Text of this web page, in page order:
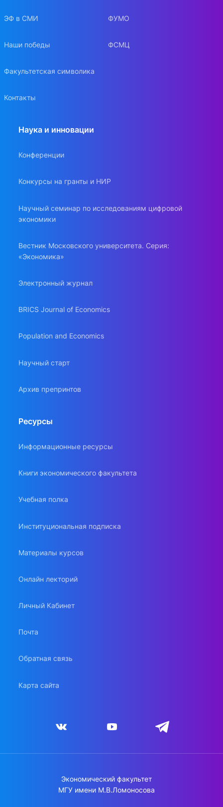
ЭФ в СМИ
Наши победы
Факультетская символика
Контакты
ФУМО
ФСМЦ
Наука и инновации
Конференции
Конкурсы на гранты и НИР
Научный семинар по исследованиям цифровой
экономики
Вестник Московского университета. Серия:
«Экономика»
Электронный журнал
BRICS Journal of Economics
Population and Economics
Научный старт
Архив препринтов
Ресурсы
Информационные ресурсы
Книги экономического факультета
Учебная полка
Институциональная подписка
Материалы курсов
Онлайн лекторий
Личный Кабинет
Почта
Обратная связь
Карта сайта
Экономический факультет
МГУ имени М.В.Ломоносова